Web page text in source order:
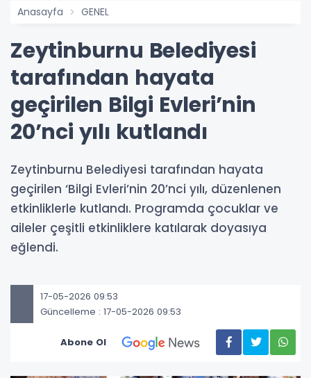
Anasayfa GENEL
Zeytinburnu Belediyesi
tarafından hayata
geçirilen Bilgi Evleri’nin
20’nci yılı kutlandı
Zeytinburnu Belediyesi tarafından hayata
geçirilen ‘Bilgi Evleri’nin 20’nci yılı, düzenlenen
etkinliklerle kutlandı. Programda çocuklar ve
aileler çeşitli etkinliklere katılarak doyasıya
eğlendi.
17-05-2026 09:53
Güncelleme : 17-05-2026 09:53
Abone Ol